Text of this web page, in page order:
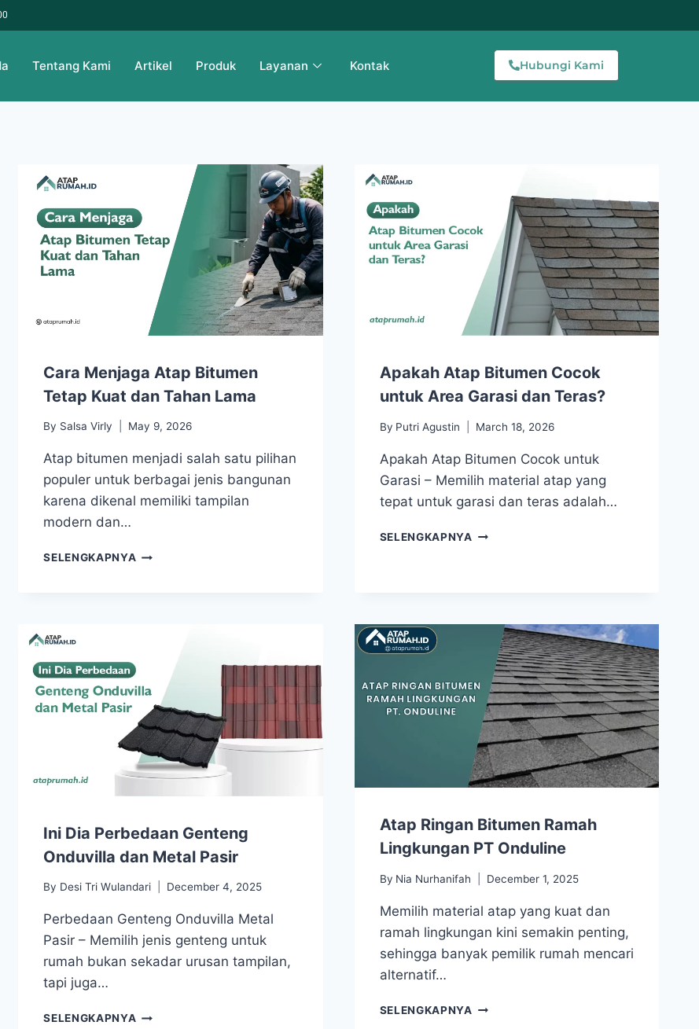
Tentang Kami Artikel Produk Layanan Kontak Hubungi Kami
Cara Menjaga Atap Bitumen
Tetap Kuat dan Tahan Lama
By Salsa Virly May 9, 2026
Atap bitumen menjadi salah satu pilihan
populer untuk berbagai jenis bangunan
karena dikenal memiliki tampilan
modern dan…
SELENGKAPNYA
Apakah Atap Bitumen Cocok
untuk Area Garasi dan Teras?
By Putri Agustin March 18, 2026
Apakah Atap Bitumen Cocok untuk
Garasi – Memilih material atap yang
tepat untuk garasi dan teras adalah…
SELENGKAPNYA
Ini Dia Perbedaan Genteng
Onduvilla dan Metal Pasir
By Desi Tri Wulandari December 4, 2025
Perbedaan Genteng Onduvilla Metal
Pasir – Memilih jenis genteng untuk
rumah bukan sekadar urusan tampilan,
tapi juga…
SELENGKAPNYA
Atap Ringan Bitumen Ramah
Lingkungan PT Onduline
By Nia Nurhanifah December 1, 2025
Memilih material atap yang kuat dan
ramah lingkungan kini semakin penting,
sehingga banyak pemilik rumah mencari
alternatif…
SELENGKAPNYA